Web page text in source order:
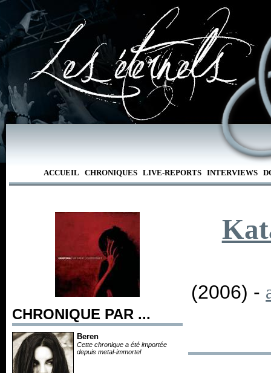
ACCUEIL CHRONIQUES LIVE-REPORTS INTERVIEWS
CHRONIQUE PAR ...
Beren
Cette chronique a été importée
depuis metal-immortel
(2006) -